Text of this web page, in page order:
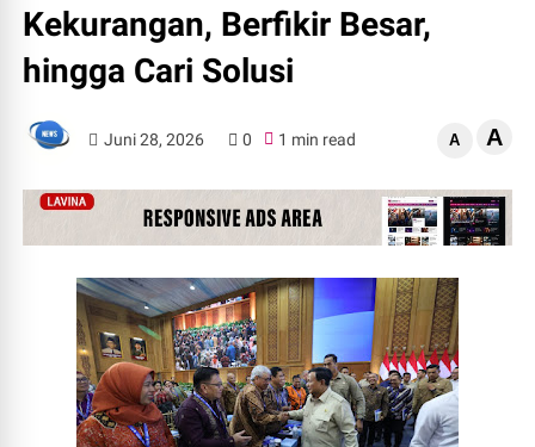
Kekurangan, Berfikir Besar,
hingga Cari Solusi
Juni 28, 2026 0 1 min read A A